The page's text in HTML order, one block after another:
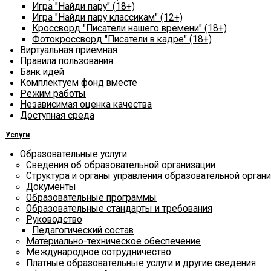
Игра "Найди пару" (18+)
Игра "Найди пару классикам" (12+)
Кроссворд "Писатели нашего времени" (18+)
Фотокроссворд "Писатели в кадре" (18+)
Виртуальная приемная
Правила пользования
Банк идей
Комплектуем фонд вместе
Режим работы
Независимая оценка качества
Доступная среда
Услуги
Образовательные услуги
Сведения об образовательной организации
Структура и органы управления образовательной
Документы
Образовательные программы
Образовательные стандарты и требования
Руководство
Педагогический состав
Материально-техническое обеспечение
Международное сотрудничество
Платные образовательные услуги и другие сведения